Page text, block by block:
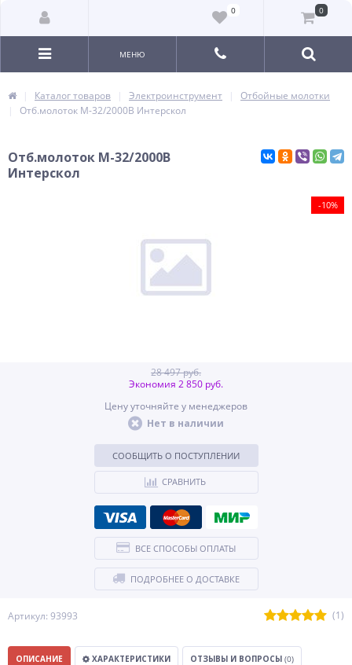
0 0
МЕНЮ
Каталог товаров Электроинструмент
Отбойные молотки
Отб.молоток М-32/2000B Интерскол
Отб.молоток М-32/2000B
Интерскол
-10%
Артикул: 93993 (1)
28 497 руб.
Экономия 2 850 руб.
Цену уточняйте у менеджеров
Нет в наличии
СООБЩИТЬ О ПОСТУПЛЕНИИ
СРАВНИТЬ
ВСЕ СПОСОБЫ ОПЛАТЫ
ПОДРОБНЕЕ О ДОСТАВКЕ
ОПИСАНИЕ ХАРАКТЕРИСТИКИ ОТЗЫВЫ И ВОПРОСЫ (0)